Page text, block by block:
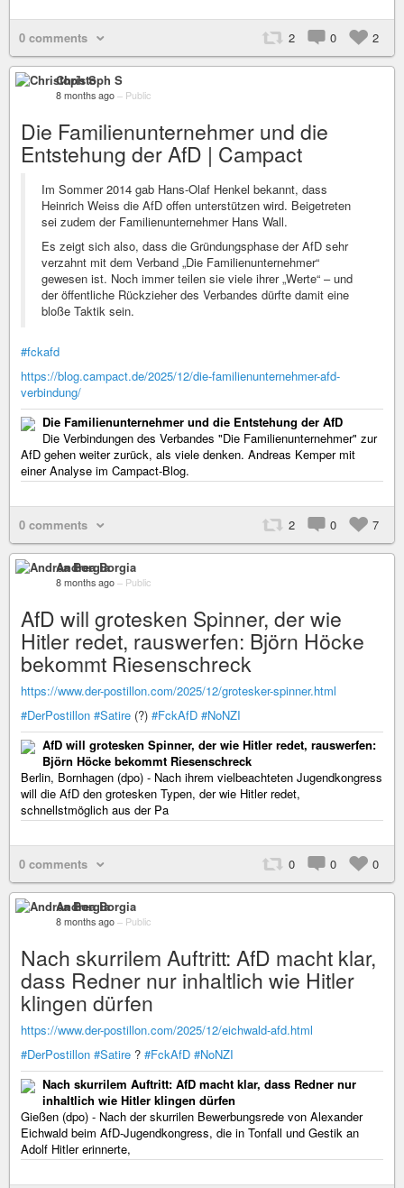
0 comments 2 0 2
Christoph S
8 months ago – Public
Die Familienunternehmer und die
Entstehung der AfD | Campact
Im Sommer 2014 gab Hans-Olaf Henkel bekannt, dass
Heinrich Weiss die AfD offen unterstützen wird. Beigetreten
sei zudem der Familienunternehmer Hans Wall.
Es zeigt sich also, dass die Gründungsphase der AfD sehr
verzahnt mit dem Verband „Die Familienunternehmer“
gewesen ist. Noch immer teilen sie viele ihrer „Werte“ – und
der öffentliche Rückzieher des Verbandes dürfte damit eine
bloße Taktik sein.
#fckafd
https://blog.campact.de/2025/12/die-familienunternehmer-afd-
verbindung/
Die Familienunternehmer und die Entstehung der AfD
Die Verbindungen des Verbandes "Die Familienunternehmer" zur
AfD gehen weiter zurück, als viele denken. Andreas Kemper mit
einer Analyse im Campact-Blog.
0 comments 2 0 7
Andrea Borgia
8 months ago – Public
AfD will grotesken Spinner, der wie
Hitler redet, rauswerfen: Björn Höcke
bekommt Riesenschreck
https://www.der-postillon.com/2025/12/grotesker-spinner.html
#DerPostillon #Satire (?) #FckAfD #NoNZI
AfD will grotesken Spinner, der wie Hitler redet, rauswerfen:
Björn Höcke bekommt Riesenschreck
Berlin, Bornhagen (dpo) - Nach ihrem vielbeachteten Jugendkongress
will die AfD den grotesken Typen, der wie Hitler redet,
schnellstmöglich aus der Pa
0 comments 0 0 0
Andrea Borgia
8 months ago – Public
Nach skurrilem Auftritt: AfD macht klar,
dass Redner nur inhaltlich wie Hitler
klingen dürfen
https://www.der-postillon.com/2025/12/eichwald-afd.html
#DerPostillon #Satire ? #FckAfD #NoNZI
Nach skurrilem Auftritt: AfD macht klar, dass Redner nur
inhaltlich wie Hitler klingen dürfen
Gießen (dpo) - Nach der skurrilen Bewerbungsrede von Alexander
Eichwald beim AfD-Jugendkongress, die in Tonfall und Gestik an
Adolf Hitler erinnerte,